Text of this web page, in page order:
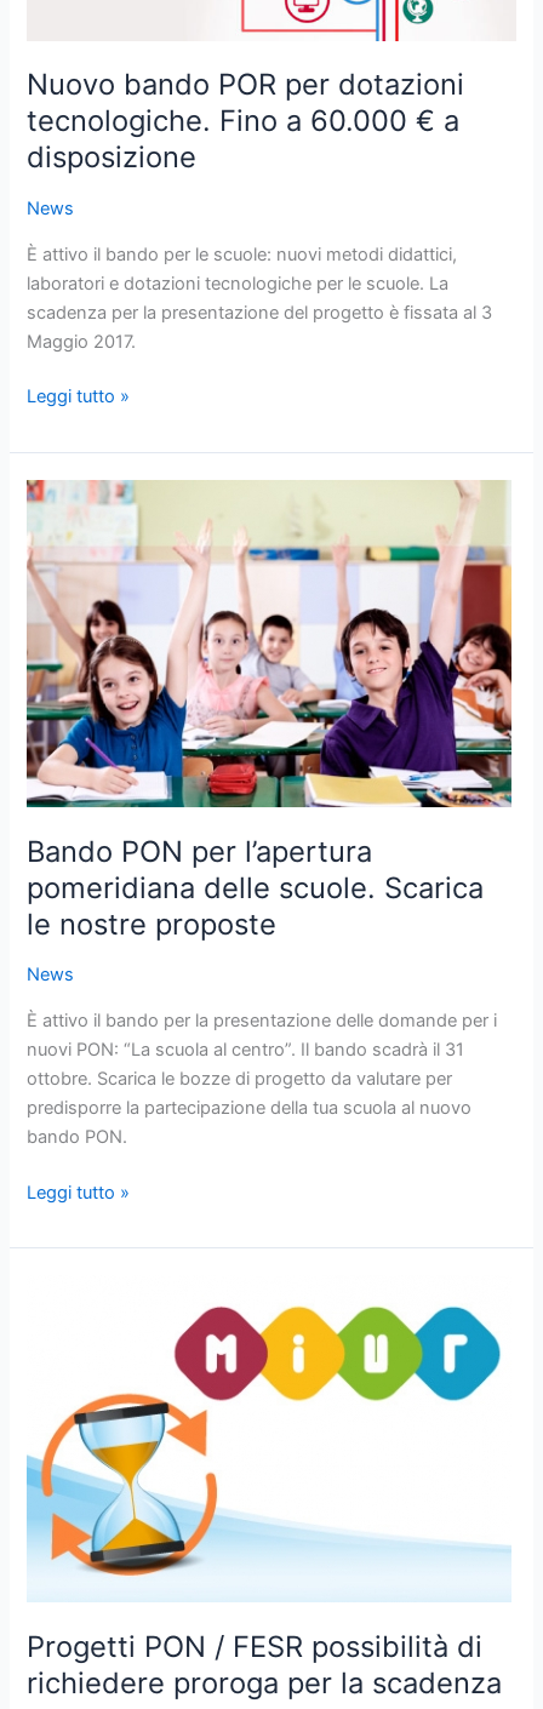
Nuovo bando POR per dotazioni
tecnologiche. Fino a 60.000 € a
disposizione
News
È attivo il bando per le scuole: nuovi metodi didattici,
laboratori e dotazioni tecnologiche per le scuole. La
scadenza per la presentazione del progetto è fissata al 3
Maggio 2017.
€
a
disposizione
Leggi tutto »
Bando PON per l’apertura
pomeridiana delle scuole. Scarica
le nostre proposte
News
È attivo il bando per la presentazione delle domande per i
nuovi PON: “La scuola al centro”. Il bando scadrà il 31
ottobre. Scarica le bozze di progetto da valutare per
predisporre la partecipazione della tua scuola al nuovo
bando PON.
Bando
per
l’apertura
pomeridiana
delle
scuole.
Scarica
le
nostre
proposte
Leggi tutto »
Progetti PON / FESR possibilità di
richiedere proroga per la scadenza
possibilità
richiedere
proroga
per
scadenza